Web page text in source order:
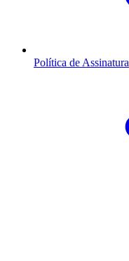
Política de Assinatura